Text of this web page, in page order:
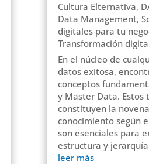
Cultura Elternativa,
Data Management,
digitales para tu
Transformación
En el núcleo de
datos exitosa,
conceptos
y Master Data. Estos
constituyen la
conocimiento según
son esenciales para
estructura y jerarquía
leer más